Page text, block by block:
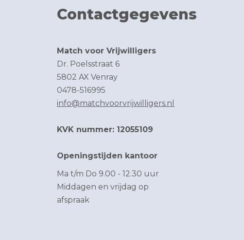
Contactgegevens
Match voor Vrijwilligers
Dr. Poelsstraat 6
5802 AX Venray
0478-516995
info@matchvoorvrijwilligers.nl
KVK nummer: 12055109
Openingstijden kantoor
Ma t/m Do 9.00 - 12.30 uur
Middagen en vrijdag op
afspraak